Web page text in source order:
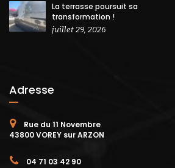
La terrasse poursuit sa
transformation !
juillet 29, 2026
Adresse
Rue du 11 Novembre
43800 VOREY sur ARZON
04 71 03 42 90